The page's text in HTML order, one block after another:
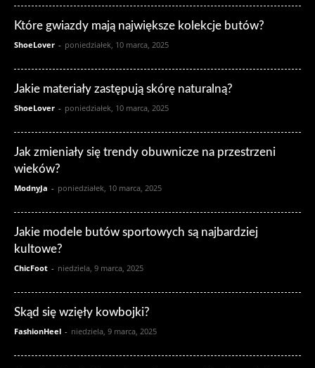
Które gwiazdy mają największe kolekcje butów?
ShoeLover - poniedziałek, 10 marca, 2025
Jakie materiały zastępują skórę naturalną?
ShoeLover - poniedziałek, 10 marca, 2025
Jak zmieniały się trendy obuwnicze na przestrzeni
wieków?
ModnyJa - poniedziałek, 10 marca, 2025
Jakie modele butów sportowych są najbardziej
kultowe?
ChicFoot - niedziela, 9 marca, 2025
Skąd się wzięły kowbojki?
FashionHeel - niedziela, 9 marca, 2025